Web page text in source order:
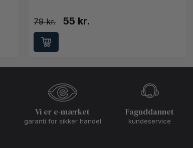
79 55 kr.
Vi er e-mærket
garanti for sikker handel
Faguddannet
kundeservice